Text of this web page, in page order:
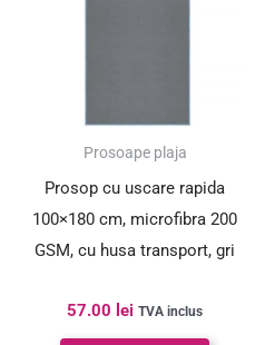
Prosoape plaja
Prosop cu uscare rapida
100×180 cm, microfibra 200
GSM, cu husa transport, gri
57.00 lei TVA inclus